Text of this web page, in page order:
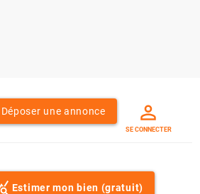
Déposer une annonce
SE CONNECTER
Estimer mon bien (gratuit)